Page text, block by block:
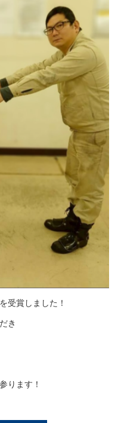
受賞しました！
き
ります！